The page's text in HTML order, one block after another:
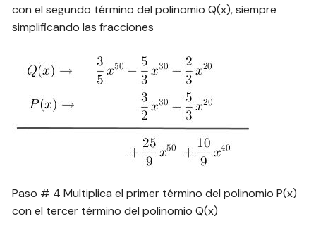
con el segundo término del polinomio Q(x), siempre
simplificando las fracciones
Paso # 4 Multiplica el primer término del polinomio P(x)
con el tercer término del polinomio Q(x)